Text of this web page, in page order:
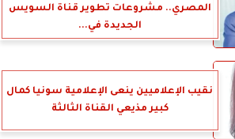
المصري.. مشروعات تطوير قناة السويس
الجديدة في...
نقيب الإعلاميين ينعى الإعلامية سونيا كمال
كبير مذيعي القناة الثالثة